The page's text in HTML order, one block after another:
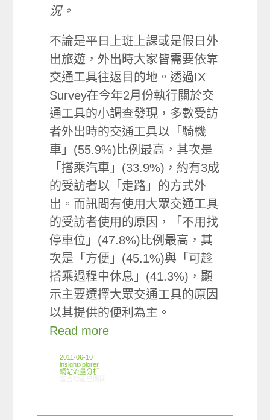
況。
不論是平日上班上課或是假日外
出旅遊，外出時大家皆需要依靠
交通工具往返目的地。透過IX
Survey在今年2月份執行關於交
通工具的小調查發現，多數受訪
者外出時的交通工具以「騎機
車」(55.9%)比例最高，其次是
「搭乘汽車」(33.9%)，約有3成
的受訪者以「走路」的方式外
出。而訊問有使用大眾交通工具
的受訪者使用的原因，「不用找
停車位」(47.8%)比例最高，其
次是「方便」(45.1%)與「可趁
搭乘過程中休息」(41.3%)，顯
示主要選擇大眾交通工具的原因
以其提供的便利為主。
Read more
2011-06-10
insightxplorer
網站流量分析